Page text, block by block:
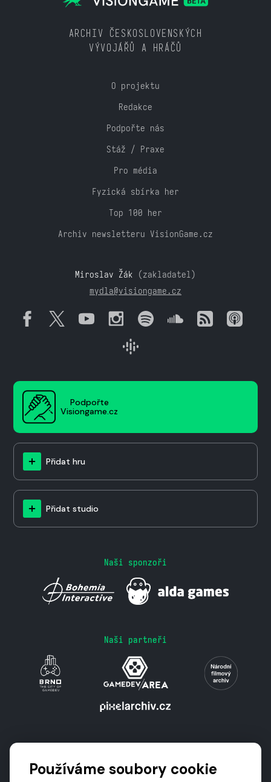
ARCHIV ČESKOSLOVENSKÝCH
VÝVOJÁŘŮ A HRÁČŮ
O projektu
Redakce
Podpořte nás
Stáž / Praxe
Pro média
Fyzická sbírka her
Top 100 her
Archiv newsletteru VisionGame.cz
Miroslav Žák (zakladatel)
mydla@visiongame.cz
Podpořte
Visiongame.cz
Přidat hru
Přidat studio
Naši sponzoři
Naši partneři
Používáme soubory cookie